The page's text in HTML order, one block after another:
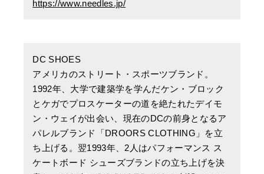
https://www.needles.jp/
DC SHOES
アメリカのストリート・スポーツブランド。
1992年、大学で建築学を学んだケン・ブロック
とケガでプロスケーターの道を絶たれたデイモ
ン・ウェイが出会い、現在のDCの前身となるア
パレルブランド「DROORS CLOTHING」を立
ち上げる。翌1993年、2人はパフォーマンス ス
ケートボード シューズブランドの立ち上げを決